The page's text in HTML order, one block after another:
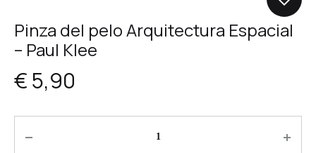
Pinza del pelo Arquitectura Espacial
– Paul Klee
€5,90